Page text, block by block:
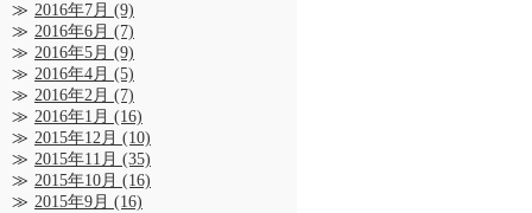
2016年7月 (9)
2016年6月 (7)
2016年5月 (9)
2016年4月 (5)
2016年2月 (7)
2016年1月 (16)
2015年12月 (10)
2015年11月 (35)
2015年10月 (16)
2015年9月 (16)